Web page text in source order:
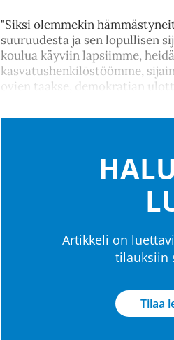
"Siksi olemmekin
suuruudesta ja sen lopullisen
koulua käyviin lapsiimme,
kasvatushenkilöstöömme,
ovien taakse, demokratian
Artikkeli on
tilauksiin
Tilaa